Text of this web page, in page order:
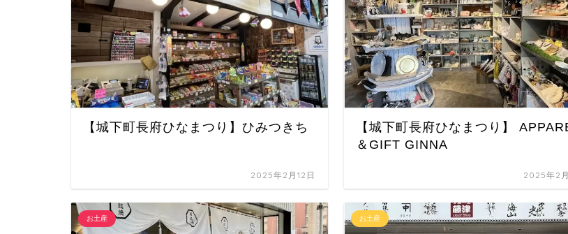
【城下町長府ひなまつり】ひみつきち
2025年2月12日
【城下町長府ひなまつり】
＆GIFT GINNA
2025年2
お土産 お土産